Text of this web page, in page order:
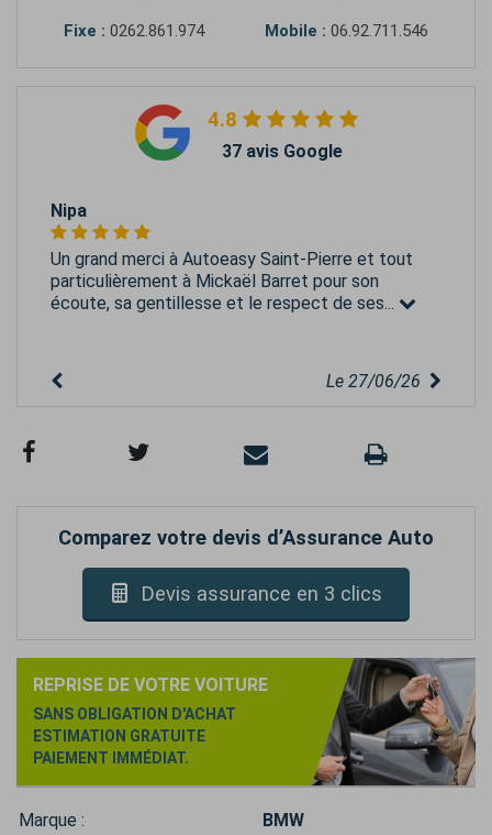
Fixe : 0262.861.974 Mobile : 06.92.711.546
4.8
37 avis Google
Nipa
Un grand merci à Autoeasy Saint-Pierre et tout
particulièrement à Mickaël Barret pour son
écoute, sa gentillesse et le respect de ses...
Le 27/06/26
Comparez votre devis d’Assurance Auto
Devis assurance en 3 clics
REPRISE DE VOTRE VOITURE
SANS OBLIGATION D'ACHAT
ESTIMATION GRATUITE
PAIEMENT IMMÉDIAT.
Marque :
BMW